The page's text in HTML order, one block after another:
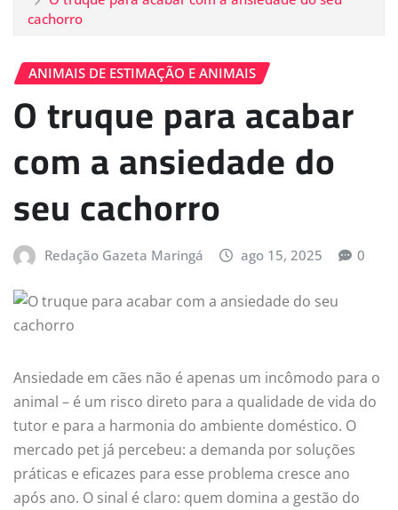
cachorro
ANIMAIS DE ESTIMAÇÃO E ANIMAIS
O truque para acabar
com a ansiedade do
seu cachorro
Redação Gazeta Maringá ago 15, 2025 0
Ansiedade em cães não é apenas um incômodo para o
animal – é um risco direto para a qualidade de vida do
tutor e para a harmonia do ambiente doméstico. O
mercado pet já percebeu: a demanda por soluções
práticas e eficazes para esse problema cresce ano
após ano. O sinal é claro: quem domina a gestão do